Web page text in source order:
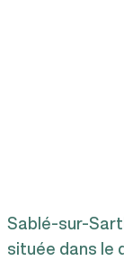
Sablé-sur-
située dans le